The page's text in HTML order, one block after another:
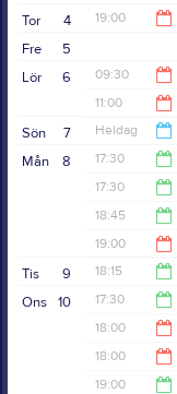
19:00
4
Tor 19:00
21:00
5
Fre
6
Lör 09:30
11:30
11:00
13:00
7
Sön Heldag
8
Mån 17:30
19:00
17:30
19:00
18:45
20:15
19:00
21:00
9
Tis 18:15
19:45
10
Ons 17:30
19:00
18:00
20:00
18:00
19:00